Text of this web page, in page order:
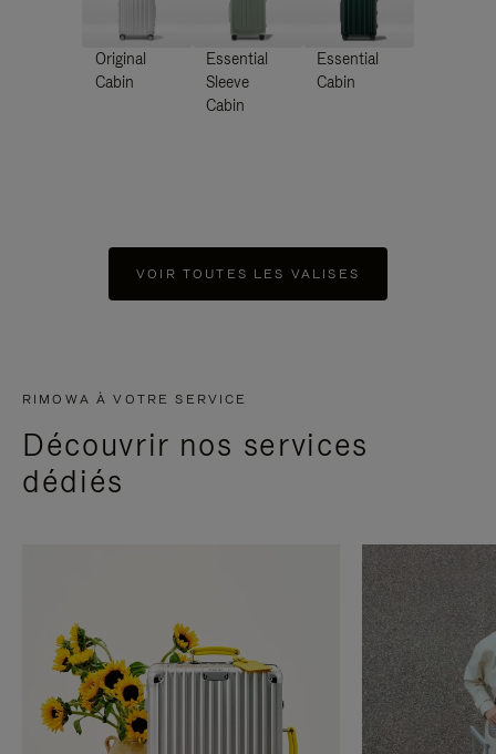
Original
Cabin
Essential
Sleeve
Cabin
Essential
Cabin
VOIR TOUTES LES VALISES
RIMOWA À VOTRE SERVICE
Découvrir nos services
dédiés